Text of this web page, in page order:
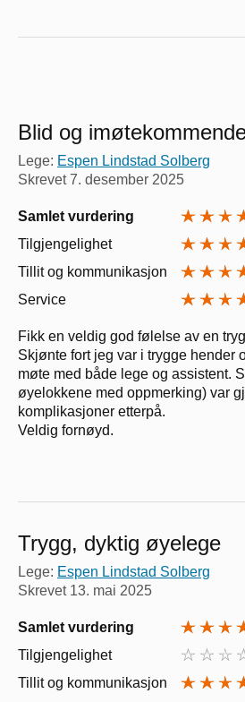
Blid og
Lege: Espen Lindstad Solberg
Skrevet7. desember 2025
Samlet vurdering
Tilgjengelighet
Tillit og kommunikasjon
Service
Fikk en veldig god følelse av en
Skjønte fort jeg var i trygge hender
møte med både lege og assistent.
øyelokkene med oppmerking) var
komplikasjoner etterpå.
Veldig fornøyd.
Trygg, dyktig øyelege
Lege: Espen Lindstad Solberg
Skrevet 13. mai 2025
Samlet vurdering
Tilgjengelighet
Tillit og kommunikasjon